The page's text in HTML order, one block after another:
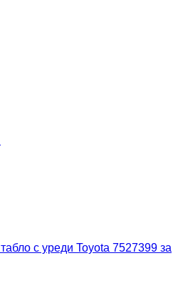
табло с уреди Toyota 7527399 за